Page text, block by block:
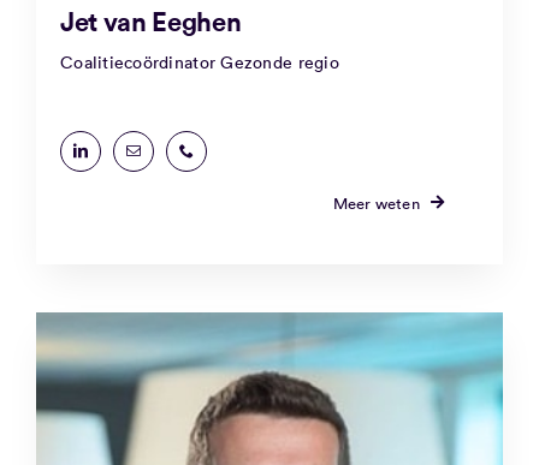
Jet van Eeghen
Coalitiecoördinator Gezonde regio
Meer weten